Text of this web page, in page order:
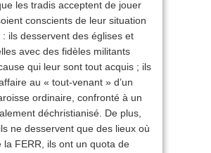
les tradis acceptent de jouer
conscients de leur situation
: ils desservent des églises et
avec des fidèles militants
qui leur sont tout acquis ; ils
au « tout-venant » d’un
ordinaire, confronté à un
déchristianisé. De plus,
ne desservent que des lieux où
la FERR, ils ont un quota de